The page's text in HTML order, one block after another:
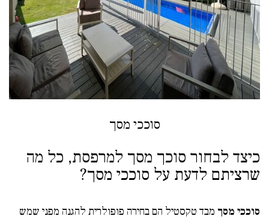
סוככי מסך
כיצד לבחור סוכך מסך למרפסת, כל מה
שרציתם לדעת על סוככי מסך?
סוככי מסך מבד טקסטיל הם בחירה פופולרית להגנה מפני שמש